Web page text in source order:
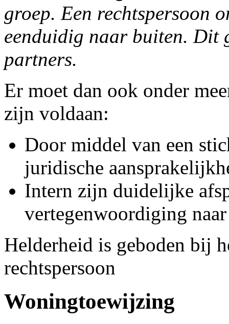
groep. Een rechtspersoon
eenduidig naar buiten. Dit
partners.
Er moet dan ook onder
zijn voldaan:
Door middel van een
juridische
Intern zijn duidelijke
vertegenwoordiging
Helderheid is geboden bij
rechtspersoon
Woningtoewijzing